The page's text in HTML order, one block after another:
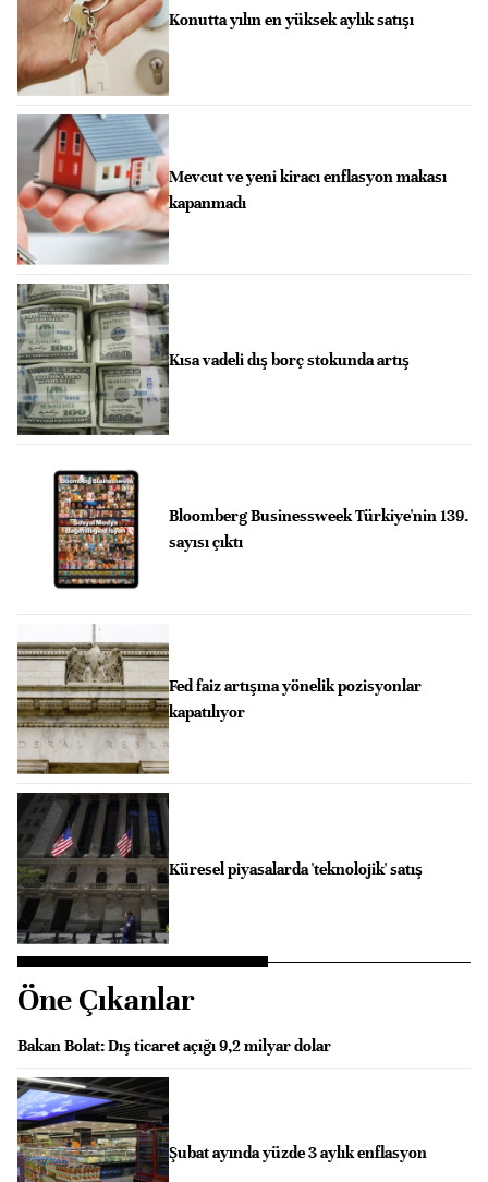
Konutta yılın en yüksek aylık satışı
Mevcut ve yeni kiracı enflasyon makası
kapanmadı
Kısa vadeli dış borç stokunda artış
Bloomberg Businessweek Türkiye'nin 139.
sayısı çıktı
Fed faiz artışına yönelik pozisyonlar
kapatılıyor
Küresel piyasalarda 'teknolojik' satış
Öne Çıkanlar
Bakan Bolat: Dış ticaret açığı 9,2 milyar dolar
Şubat ayında yüzde 3 aylık enflasyon